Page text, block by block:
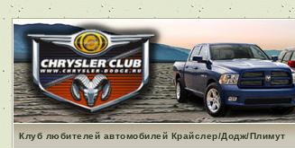
Клуб любителей автомобилей Крайслер/Додж/Плимут